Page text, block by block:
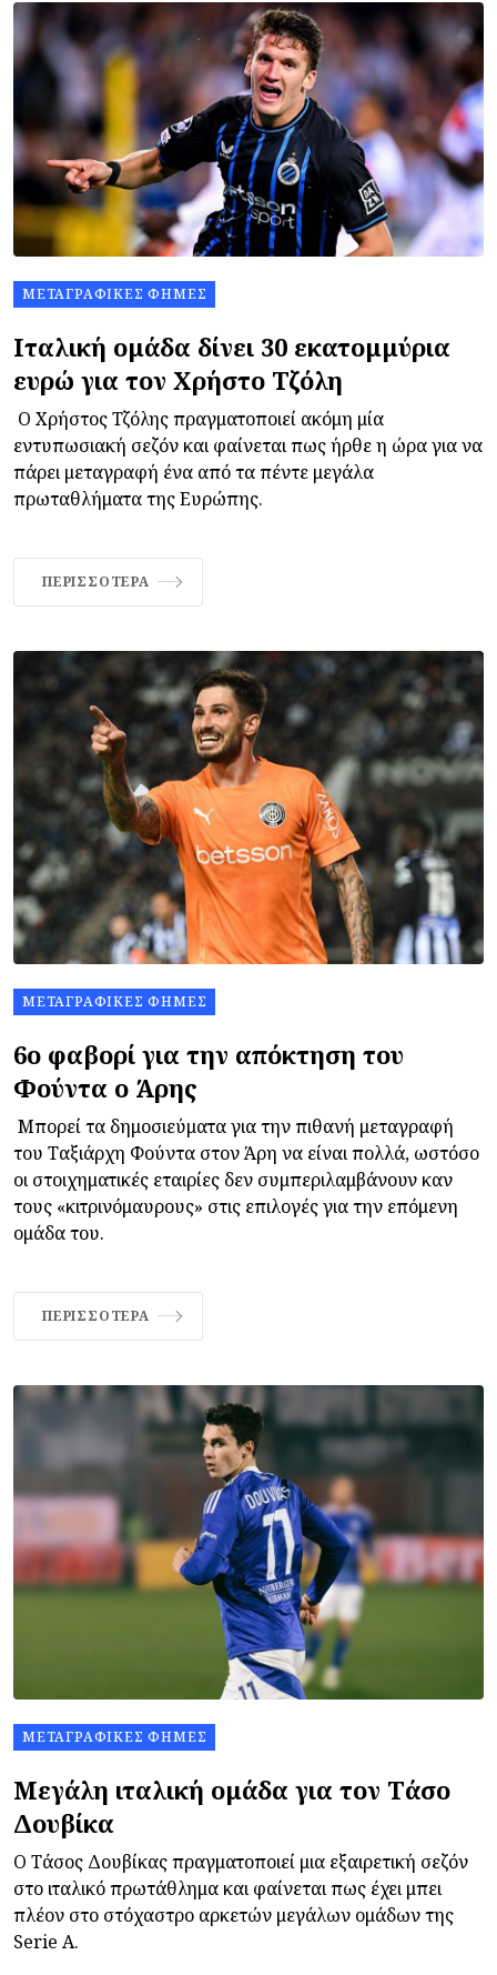
ΜΕΤΑΓΡΑΦΙΚΈΣ ΦΉΜΕΣ
Ιταλική ομάδα δίνει 30 εκατομμύρια
ευρώ για τον Χρήστο Τζόλη
Ο Χρήστος Τζόλης πραγματοποιεί ακόμη μία
εντυπωσιακή σεζόν και φαίνεται πως ήρθε η ώρα για να
πάρει μεταγραφή ένα από τα πέντε μεγάλα
πρωταθλήματα της Ευρώπης.
ΠΕΡΙΣΣΌΤΕΡΑ
ΜΕΤΑΓΡΑΦΙΚΈΣ ΦΉΜΕΣ
6o φαβορί για την απόκτηση του
Φούντα ο Άρης
Μπορεί τα δημοσιεύματα για την πιθανή μεταγραφή
του Ταξιάρχη Φούντα στον Άρη να είναι πολλά, ωστόσο
οι στοιχηματικές εταιρίες δεν συμπεριλαμβάνουν καν
τους «κιτρινόμαυρους» στις επιλογές για την επόμενη
ομάδα του.
ΠΕΡΙΣΣΌΤΕΡΑ
ΜΕΤΑΓΡΑΦΙΚΈΣ ΦΉΜΕΣ
Μεγάλη ιταλική ομάδα για τον Τάσο
Δουβίκα
Ο Τάσος Δουβίκας πραγματοποιεί μια εξαιρετική σεζόν
στο ιταλικό πρωτάθλημα και φαίνεται πως έχει μπει
πλέον στο στόχαστρο αρκετών μεγάλων ομάδων της
Serie A.